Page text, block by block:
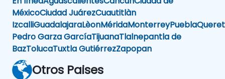
MéxicoCiudad JuárezCuautitlàn
IzcalliGuadalajaraLèonMéridaMonterreyPuebla
Pedro Garza GarcíaTijuanaTlalnepantla de
BazTolucaTuxtla GutiérrezZapopan
Otros Paises